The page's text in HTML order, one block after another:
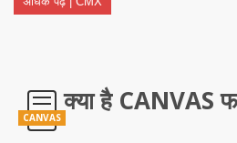
CANVAS
क्या है CANVAS